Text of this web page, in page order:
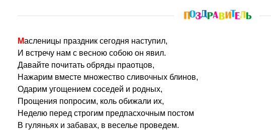
Масленицы праздник сегодня наступил,
И встречу нам с весною собою он явил.
Давайте почитать обряды праотцов,
Нажарим вместе множество сливочных блинов,
Одарим угощением соседей и родных,
Прощения попросим, коль обижали их,
Неделю перед строгим предпасхочным постом
В гуляньях и забавах, в веселье проведем.